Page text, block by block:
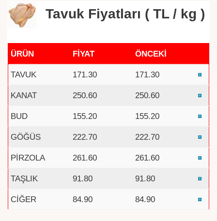
Tavuk Fiyatları ( TL / kg )
ÜRÜN FİYAT ÖNCEKİ
TAVUK 171.30 171.30
KANAT 250.60 250.60
BUD 155.20 155.20
GÖĞÜS 222.70 222.70
PİRZOLA 261.60 261.60
TAŞLIK 91.80 91.80
CİĞER 84.90 84.90